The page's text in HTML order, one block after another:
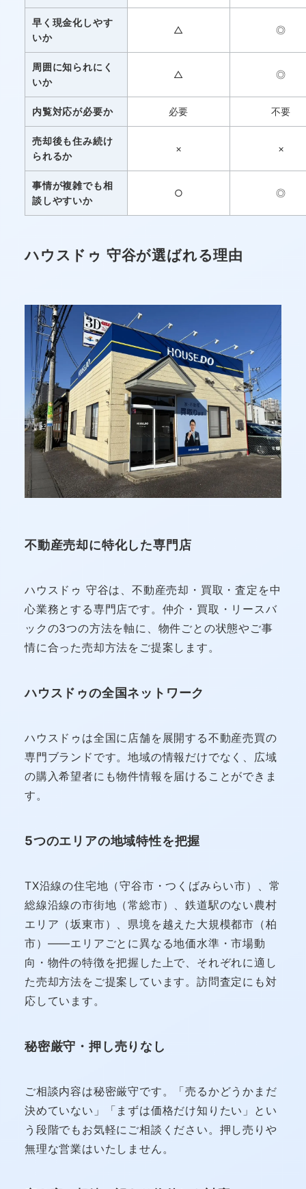
早く現金化しやす
いか
△ ◎
周囲に知られにく
いか
△ ◎
内覧対応が必要か 必要 不要
売却後も住み続け
られるか
× ×
事情が複雑でも相
談しやすいか
○ ◎
ハウスドゥ 守谷が選ばれる理由
不動産売却に特化した専門店
ハウスドゥ 守谷は、不動産売却・買取・査定を中
心業務とする専門店です。仲介・買取・リースバ
ックの3つの方法を軸に、物件ごとの状態やご事
情に合った売却方法をご提案します。
ハウスドゥの全国ネットワーク
ハウスドゥは全国に店舗を展開する不動産売買の
専門ブランドです。地域の情報だけでなく、広域
の購入希望者にも物件情報を届けることができま
す。
5つのエリアの地域特性を把握
TX沿線の住宅地（守谷市・つくばみらい市）、常
総線沿線の市街地（常総市）、鉄道駅のない農村
エリア（坂東市）、県境を越えた大規模都市（柏
市）——エリアごとに異なる地価水準・市場動
向・物件の特徴を把握した上で、それぞれに適し
た売却方法をご提案しています。訪問査定にも対
応しています。
秘密厳守・押し売りなし
ご相談内容は秘密厳守です。「売るかどうかまだ
決めていない」「まずは価格だけ知りたい」とい
う段階でもお気軽にご相談ください。押し売りや
無理な営業はいたしません。